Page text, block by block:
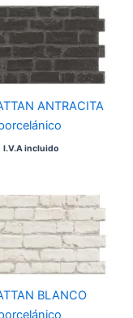
ANTRACITA
I.V.A incluido
BLANCO